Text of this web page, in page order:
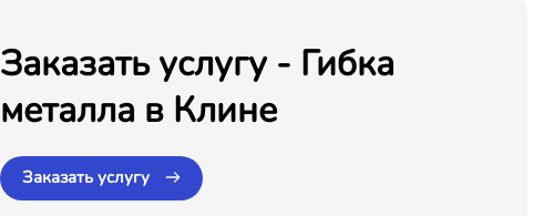
Заказать услугу - Гибка
металла в Клине
Заказать услугу